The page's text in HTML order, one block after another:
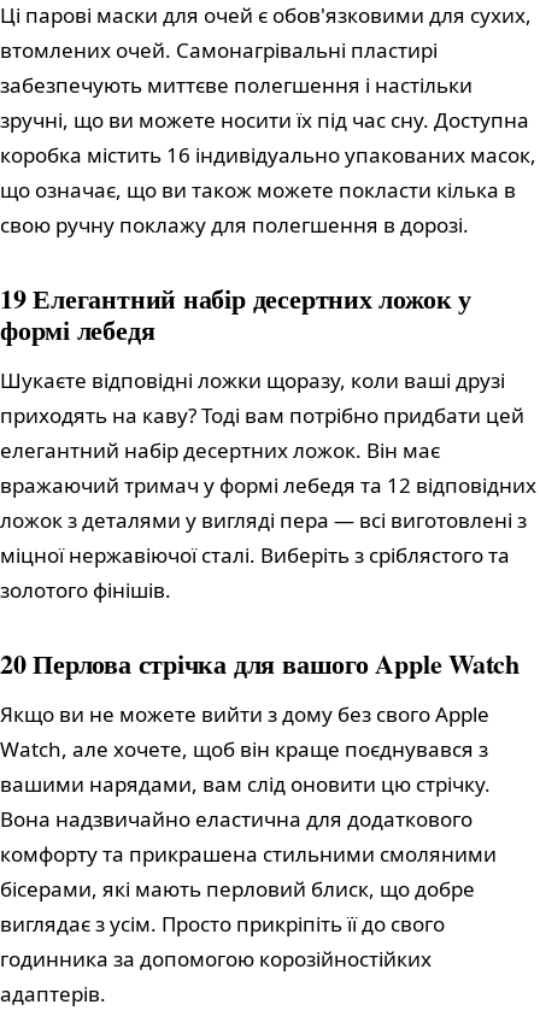
Ці парові маски для очей є обов'язковими для сухих,
втомлених очей. Самонагрівальні пластирі
забезпечують миттєве полегшення і настільки
зручні, що ви можете носити їх під час сну. Доступна
коробка містить 16 індивідуально упакованих масок,
що означає, що ви також можете покласти кілька в
свою ручну поклажу для полегшення в дорозі.
19 Елегантний набір десертних ложок у
формі лебедя
Шукаєте відповідні ложки щоразу, коли ваші друзі
приходять на каву? Тоді вам потрібно придбати цей
елегантний набір десертних ложок. Він має
вражаючий тримач у формі лебедя та 12 відповідних
ложок з деталями у вигляді пера — всі виготовлені з
міцної нержавіючої сталі. Виберіть з сріблястого та
золотого фінішів.
20 Перлова стрічка для вашого Apple Watch
Якщо ви не можете вийти з дому без свого Apple
Watch, але хочете, щоб він краще поєднувався з
вашими нарядами, вам слід оновити цю стрічку.
Вона надзвичайно еластична для додаткового
комфорту та прикрашена стильними смоляними
бісерами, які мають перловий блиск, що добре
виглядає з усім. Просто прикріпіть її до свого
годинника за допомогою корозійностійких
адаптерів.